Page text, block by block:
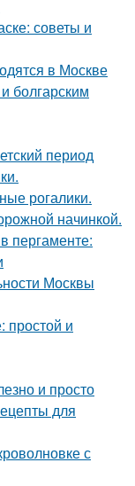
советы и
в Москве
болгарским
период
рогалики.
начинкой.
пергаменте:
Москвы
простой и
и просто
для
с